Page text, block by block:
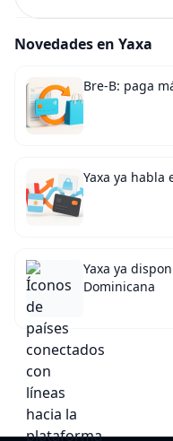
Novedades en Yaxa
Bre-B: paga
Yaxa ya habla
Yaxa ya
Dominicana